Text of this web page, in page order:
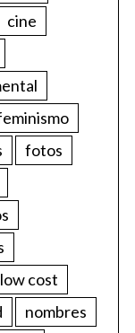
cine
fotos
low cost
nombres